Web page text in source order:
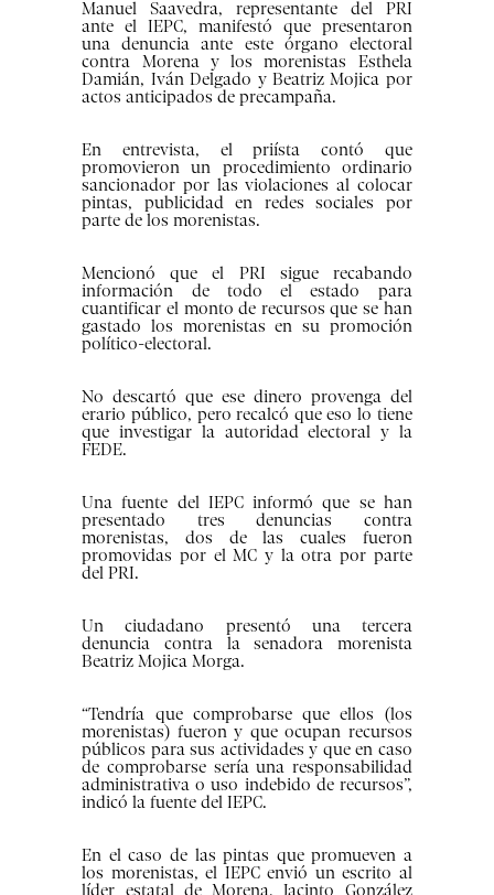
Manuel Saavedra, representante del PRI
ante el IEPC, manifestó que presentaron
una denuncia ante este órgano electoral
contra Morena y los morenistas Esthela
Damián, Iván Delgado y Beatriz Mojica por
actos anticipados de precampaña.
En entrevista, el priísta contó que
promovieron un procedimiento ordinario
sancionador por las violaciones al colocar
pintas, publicidad en redes sociales por
parte de los morenistas.
Mencionó que el PRI sigue recabando
información de todo el estado para
cuantificar el monto de recursos que se han
gastado los morenistas en su promoción
político-electoral.
No descartó que ese dinero provenga del
erario público, pero recalcó que eso lo tiene
que investigar la autoridad electoral y la
FEDE.
Una fuente del IEPC informó que se han
presentado tres denuncias contra
morenistas, dos de las cuales fueron
promovidas por el MC y la otra por parte
del PRI.
Un ciudadano presentó una tercera
denuncia contra la senadora morenista
Beatriz Mojica Morga.
“Tendría que comprobarse que ellos (los
morenistas) fueron y que ocupan recursos
públicos para sus actividades y que en caso
de comprobarse sería una responsabilidad
administrativa o uso indebido de recursos”,
indicó la fuente del IEPC.
En el caso de las pintas que promueven a
los morenistas, el IEPC envió un escrito al
líder estatal de Morena, Jacinto González